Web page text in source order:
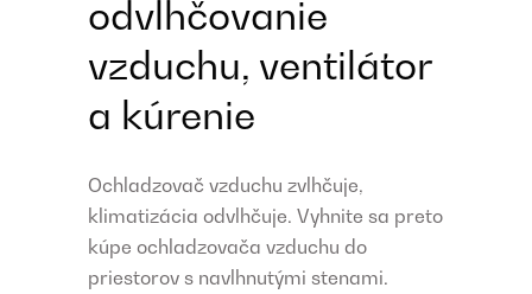
odvlhčovanie
vzduchu, ventilátor
a kúrenie
Ochladzovač vzduchu zvlhčuje,
klimatizácia odvlhčuje. Vyhnite sa preto
kúpe ochladzovača vzduchu do
priestorov s navlhnutými stenami.